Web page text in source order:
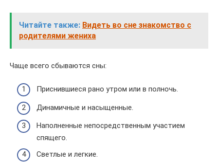
Читайте также: Видеть во сне знакомство с
родителями жениха
Чаще всего сбываются сны:
Приснившиеся рано утром или в полночь.
Динамичные и насыщенные.
Наполненные непосредственным участием
спящего.
Светлые и легкие.